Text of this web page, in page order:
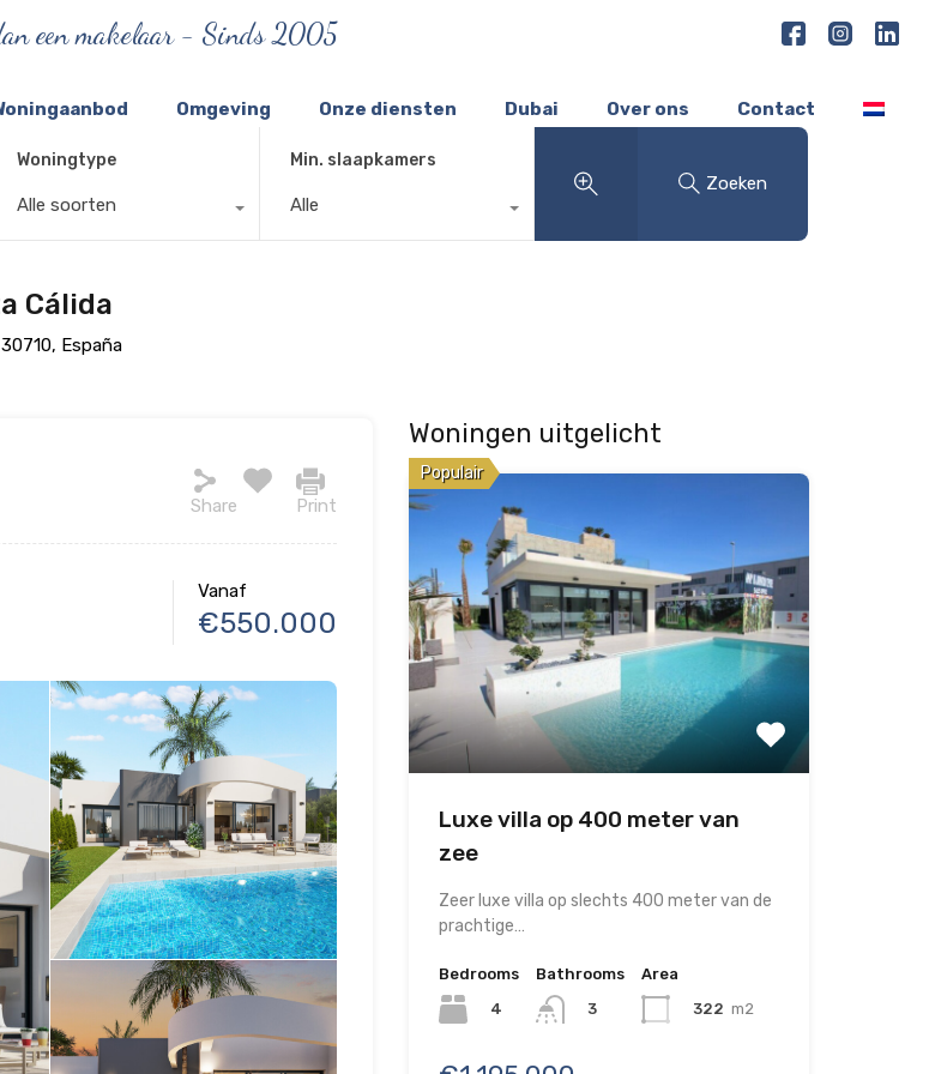
een makelaar - Sinds 2005
Omgeving Onze diensten Dubai Over ons Contact
Woningtype
Alle soorten
Min. slaapkamers
Alle
Zoeken
Cálida
España
Share
Print
Vanaf
€550.000
Woningen uitgelicht
Populair
Luxe villa op 400 meter van
zee
Zeer luxe villa op slechts 400 meter van de
prachtige…
Bedrooms
4
Bathrooms
3
Area
322 m2